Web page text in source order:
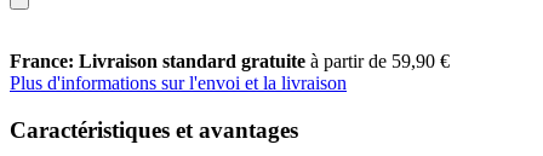
France: Livraison standard gratuite à partir de 59,90 €
Plus d'informations sur l'envoi et la livraison
Caractéristiques et avantages